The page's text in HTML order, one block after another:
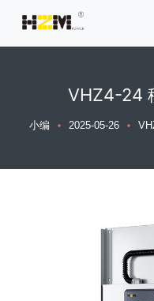
VHZ4-24
小编 2025-05-26